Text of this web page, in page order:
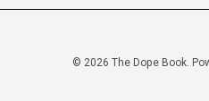
© 2026 The Dope Book.